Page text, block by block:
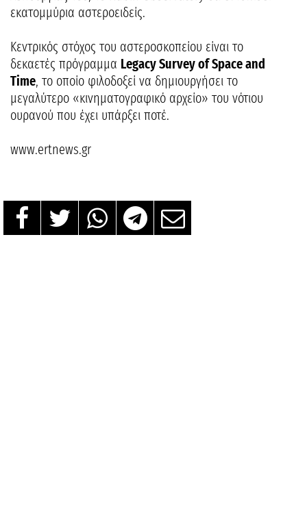
εκατομμύρια αστεροειδείς.
Κεντρικός στόχος του αστεροσκοπείου είναι το
δεκαετές πρόγραμμα Legacy Survey of Space and
Time, το οποίο φιλοδοξεί να δημιουργήσει το
μεγαλύτερο «κινηματογραφικό αρχείο» του νότιου
ουρανού που έχει υπάρξει ποτέ.
www.ertnews.gr